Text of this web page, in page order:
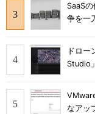
SaaS
争を一
ドロ
Studio
なアッ